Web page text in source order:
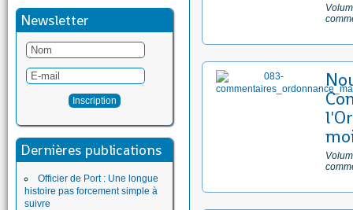
Newsletter
Dernières publications
Officier de Port : Une longue
histoire pas forcement simple à
suivre